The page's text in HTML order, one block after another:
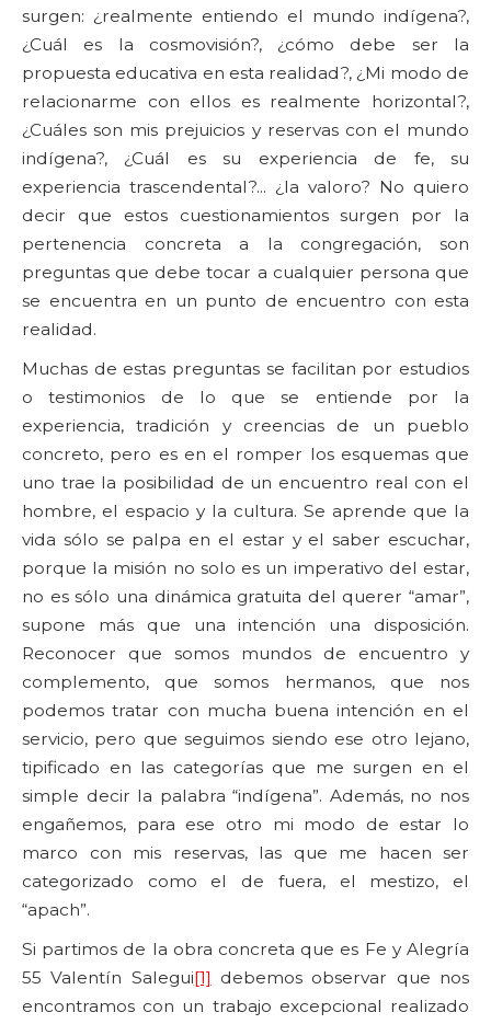
surgen: ¿realmente entiendo el mundo indígena?,
¿Cuál es la cosmovisión?, ¿cómo debe ser la
propuesta educativa en esta realidad?, ¿Mi modo de
relacionarme con ellos es realmente horizontal?,
¿Cuáles son mis prejuicios y reservas con el mundo
indígena?, ¿Cuál es su experiencia de fe, su
experiencia trascendental?... ¿la valoro? No quiero
decir que estos cuestionamientos surgen por la
pertenencia concreta a la congregación, son
preguntas que debe tocar a cualquier persona que
se encuentra en un punto de encuentro con esta
realidad.
Muchas de estas preguntas se facilitan por estudios
o testimonios de lo que se entiende por la
experiencia, tradición y creencias de un pueblo
concreto, pero es en el romper los esquemas que
uno trae la posibilidad de un encuentro real con el
hombre, el espacio y la cultura. Se aprende que la
vida sólo se palpa en el estar y el saber escuchar,
porque la misión no solo es un imperativo del estar,
no es sólo una dinámica gratuita del querer “amar”,
supone más que una intención una disposición.
Reconocer que somos mundos de encuentro y
complemento, que somos hermanos, que nos
podemos tratar con mucha buena intención en el
servicio, pero que seguimos siendo ese otro lejano,
tipificado en las categorías que me surgen en el
simple decir la palabra “indígena”. Además, no nos
engañemos, para ese otro mi modo de estar lo
marco con mis reservas, las que me hacen ser
categorizado como el de fuera, el mestizo, el
“apach”.
Si partimos de la obra concreta que es Fe y Alegría
55 Valentín Salegui[1] debemos observar que nos
encontramos con un trabajo excepcional realizado